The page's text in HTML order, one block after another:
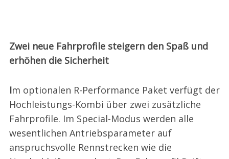
Zwei neue Fahrprofile steigern den Spaß und
erhöhen die Sicherheit
Im optionalen R-Performance Paket verfügt der
Hochleistungs-Kombi über zwei zusätzliche
Fahrprofile. Im Special-Modus werden alle
wesentlichen Antriebsparameter auf
anspruchsvolle Rennstrecken wie die